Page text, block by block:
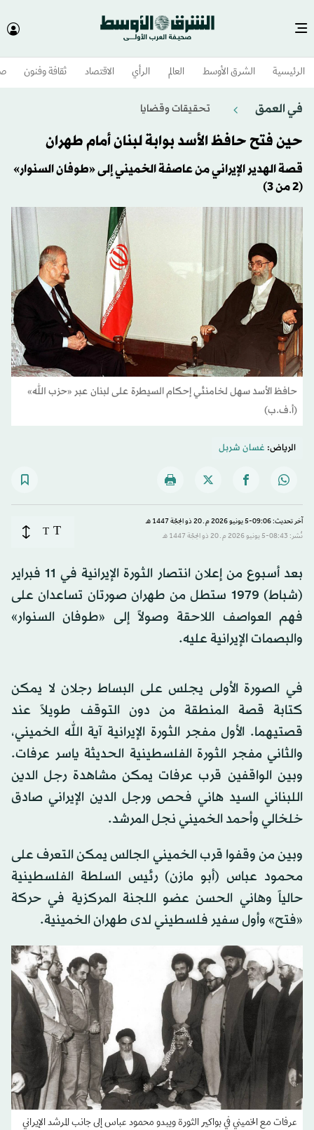
الرئيسية الشرق الأوسط​ العالم الرأي الاقتصاد ثقافة وفنون
في العمق تحقيقات وقضايا
حين فتح حافظ الأسد بوابة لبنان أمام طهران
قصة الهدير الإيراني من عاصفة الخميني إلى «طوفان السنوار»
(2 من 3)
حافظ الأسد سهل لخامنئي إحكام السيطرة على لبنان عبر «حزب الله»
(أ.ف.ب)
الرياض: غسان شربل
آخر تحديث: 09:06-5 يونيو 2026 م ـ 20 ذو الحِجّة 1447 هـ
نُشر: 08:43-5 يونيو 2026 م ـ 20 ذو الحِجّة 1447 هـ
T
T
بعد أسبوع من إعلان انتصار الثورة الإيرانية في 11 فبراير
(شباط) 1979 ستطل من طهران صورتان تساعدان على
فهم العواصف اللاحقة وصولاً إلى «طوفان السنوار»
والبصمات الإيرانية عليه.
في الصورة الأولى يجلس على البساط رجلان لا يمكن
كتابة قصة المنطقة من دون التوقف طويلاً عند
قصتيهما. الأول مفجر الثورة الإيرانية آية الله الخميني،
والثاني مفجر الثورة الفلسطينية الحديثة ياسر عرفات.
وبين الواقفين قرب عرفات يمكن مشاهدة رجل الدين
اللبناني السيد هاني فحص ورجل الدين الإيراني صادق
خلخالي وأحمد الخميني نجل المرشد.
وبين من وقفوا قرب الخميني الجالس يمكن التعرف على
محمود عباس (أبو مازن) رئيس السلطة الفلسطينية
حالياً وهاني الحسن عضو اللجنة المركزية في حركة
«فتح» وأول سفير فلسطيني لدى طهران الخمينية.
عرفات مع الخميني في بواكير الثورة ويبدو محمود عباس إلى جانب المرشد الإيراني